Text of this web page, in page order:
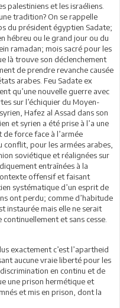
palestiniens et les israéliens.
tradition? On se rappelle
du président égyptien Sadate;
hébreu ou le grand jour ou du
ramadan; mois sacré pour les
là trouve son déclenchement
de prendre revanche causée
arabes. Feu Sadate ex
qu’une nouvelle guerre avec
sur l’échiquier du Moyen-
Hafez al Assad dans son
et syrien a été prise à l’a une
force face à l’armée
conflit, pour les armées arabes,
soviétique et réalignées sur
entraînées à la
offensif et faisant
systématique d’un esprit de
ont perdu; comme d’habitude
instaurée mais elle ne serait
et sans cesse.
exactement c’est l’apartheid
aucune vraie liberté pour les
en continu et de
une prison hermétique et
et mis en prison, dont la